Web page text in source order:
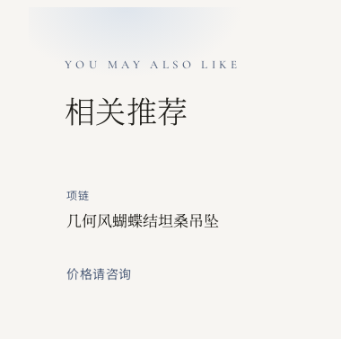
YOU MAY ALSO LIKE
相关推荐
项链
几何风蝴蝶结坦桑吊坠
价格请咨询